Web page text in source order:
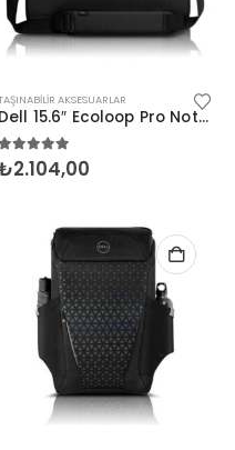
AKSESUARLAR
Dell 15.6″ Ecoloop Pro Notebook Çantası (460-BDLI)
5.005 üzerinden
2.104,00